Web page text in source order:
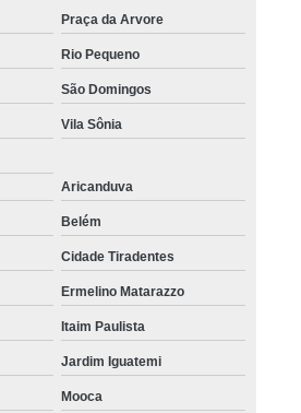
Praça da Arvore
Rio Pequeno
São Domingos
Vila Sônia
Aricanduva
Belém
Cidade Tiradentes
Ermelino Matarazzo
Itaim Paulista
Jardim Iguatemi
Mooca